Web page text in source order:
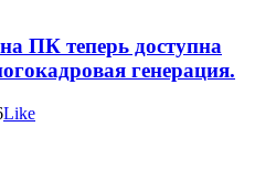
ПК теперь доступна
генерация.
Like